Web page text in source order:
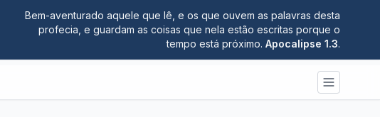
Bem-aventurado aquele que lê, e os que ouvem as palavras desta
profecia, e guardam as coisas que nela estão escritas porque o
tempo está próximo. Apocalipse 1.3.